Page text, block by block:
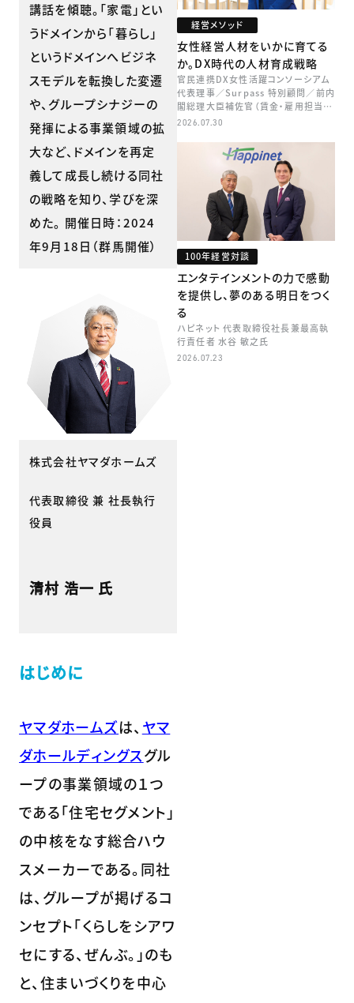
講話を傾聴。「家電」とい
うドメインから「暮らし」
というドメインへビジネ
スモデルを転換した変遷
や、グループシナジーの
発揮による事業領域の拡
大など、ドメインを再定
義して成長し続ける同社
の戦略を知り、学びを深
めた。 開催日時：2024
年9月18日（群馬開催）
株式会社ヤマダホームズ
代表取締役 兼 社長執行
役員
清村 浩一 氏
はじめに
ヤマダホームズは、 ヤマ
ダホールディングスグル
ープの事業領域の１つ
である「住宅セグメント」
の中核をなす総合ハウ
スメーカーである。同社
は、グループが掲げるコ
ンセプト「くらしをシアワ
セにする、ぜんぶ。」のも
と、住まいづくりを中心
経営メソッド
女性経営人材をいかに育てる
か。DX時代の人材育成戦略
官民連携DX女性活躍コンソーシアム
代表理事／Surpass 特別顧問／前内
閣総理大臣補佐官（賃金・雇用担当）
矢田 稚子
2026.07.30
100年経営対談
エンタテインメントの力で感動
を提供し、夢のある明日をつく
る
ハピネット 代表取締役社長兼最高執
行責任者 水谷 敏之氏
2026.07.23